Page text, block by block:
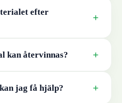
efter
+
kan återvinnas? +
jag få hjälp? +